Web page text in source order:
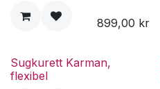
899,00 kr
Sugkurett Karman,
flexibel